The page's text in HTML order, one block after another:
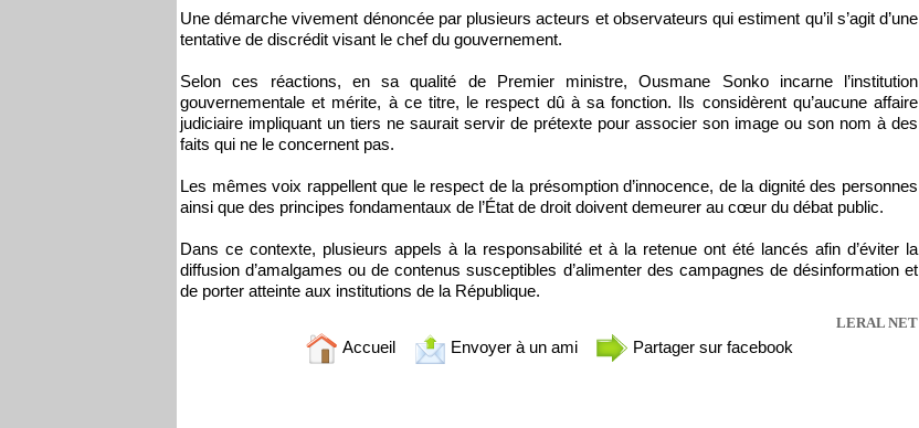
Une démarche vivement dénoncée par plusieurs acteurs et observateurs qui estiment qu’il s’agit d’une
tentative de discrédit visant le chef du gouvernement.
Selon ces réactions, en sa qualité de Premier ministre, Ousmane Sonko incarne l’institution
gouvernementale et mérite, à ce titre, le respect dû à sa fonction. Ils considèrent qu’aucune affaire
judiciaire impliquant un tiers ne saurait servir de prétexte pour associer son image ou son nom à des
faits qui ne le concernent pas.
Les mêmes voix rappellent que le respect de la présomption d’innocence, de la dignité des personnes
ainsi que des principes fondamentaux de l’État de droit doivent demeurer au cœur du débat public.
Dans ce contexte, plusieurs appels à la responsabilité et à la retenue ont été lancés afin d’éviter la
diffusion d’amalgames ou de contenus susceptibles d’alimenter des campagnes de désinformation et
de porter atteinte aux institutions de la République.
LERAL NET
Accueil Envoyer à un ami Partager sur facebook